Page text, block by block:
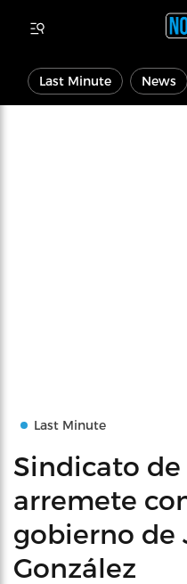
Last Minute News
Last Minute
Sindicato
arremete
gobierno de
González